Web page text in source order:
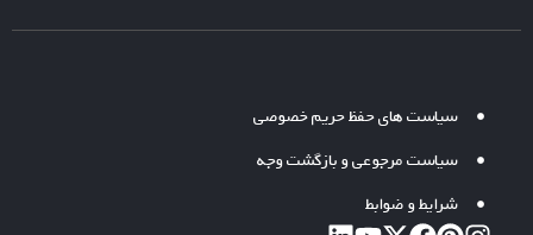
سیاست های حفظ حریم خصوصی
سیاست مرجوعی و بازگشت وجه
شرایط و ضوابط